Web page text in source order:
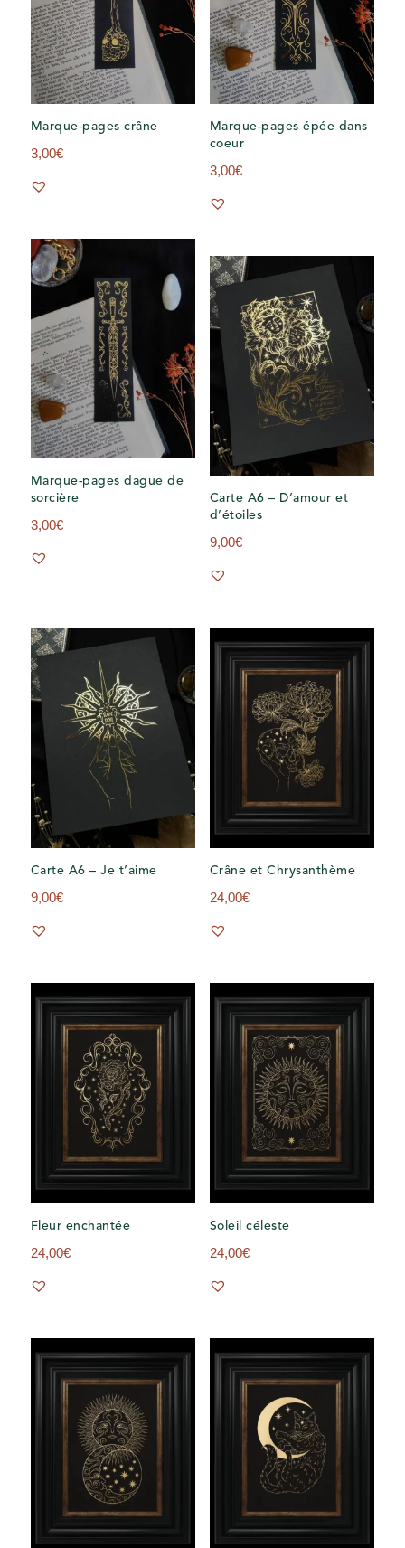
Marque-pages crâne
3,00€
Marque-pages épée dans
coeur
3,00€
Marque-pages dague de
sorcière
3,00€
Carte A6 – D’amour et
d’étoiles
9,00€
Carte A6 – Je t’aime
9,00€
Crâne et Chrysanthème
24,00€
Fleur enchantée
24,00€
Soleil céleste
24,00€